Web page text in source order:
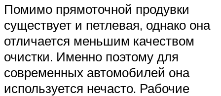
Помимо прямоточной продувки
существует и петлевая, однако она
отличается меньшим качеством
очистки. Именно поэтому для
современных автомобилей она
используется нечасто. Рабочие